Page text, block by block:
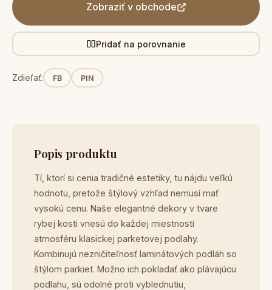
Zobraziť v obchode
Pridať na porovnanie
Zdieľať: FB PIN
Popis produktu
Tí, ktorí si cenia tradičné estetiky, tu nájdu veľkú
hodnotu, pretože štýlový vzhľad nemusí mať
vysokú cenu. Naše elegantné dekory v tvare
rybej kosti vnesú do každej miestnosti
atmosféru klasickej parketovej podlahy.
Kombinujú nezničiteľnosť laminátových podláh so
štýlom parkiet. Možno ich pokladať ako plávajúcu
podlahu, sú odolné proti vyblednutiu,